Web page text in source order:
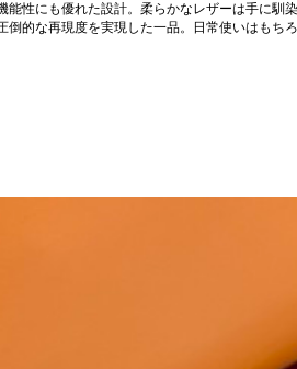
性にも優れた設計。柔らかなレザーは手に馴
的な再現度を実現した一品。日常使いはもち